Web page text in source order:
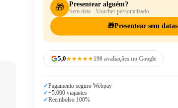
🎁 Presentear alguém?
Sem data · Voucher personalizado
🎁Presentear sem datas
5,0★★★★★190 avaliações no Google
✓Pagamento seguro Webpay
✓+5.000 viajantes
✓Reembolso 100%